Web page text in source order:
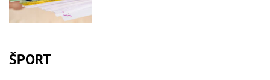
ŠPORT